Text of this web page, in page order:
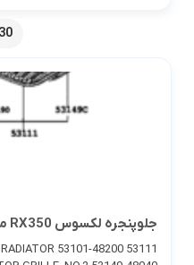
30
جلوپنجره لکسوس RX350 مدل 2007-2008